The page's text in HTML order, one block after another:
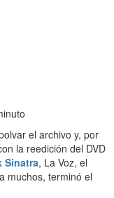
el archivo y, por
la reedición del DVD
Sinatra, La Voz, el
muchos, terminó el